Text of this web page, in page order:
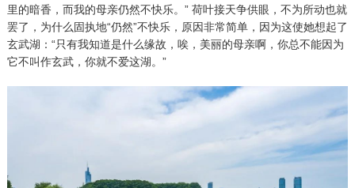
里的暗香，而我的母亲仍然不快乐。” 荷叶接天争供眼，不为所动也就
罢了，为什么固执地“仍然”不快乐，原因非常简单，因为这使她想起了
玄武湖：“只有我知道是什么缘故，唉，美丽的母亲啊，你总不能因为
它不叫作玄武，你就不爱这湖。”